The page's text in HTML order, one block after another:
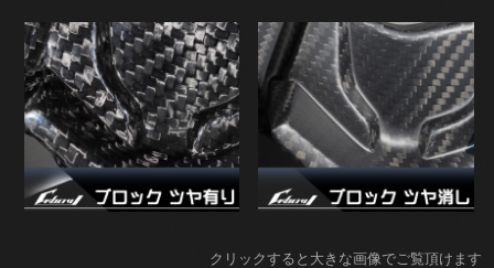
クリックすると大きな画像でご覧頂けます